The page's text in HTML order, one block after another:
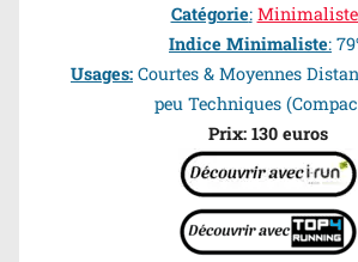
Catégorie:
Indice Minimaliste:
Usages: Courtes & Moyennes
peu Techniques
Prix: 130 euros